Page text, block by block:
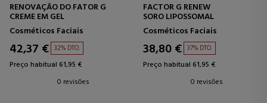
RENOVAÇÃO DO FATOR G
CREME EM GEL
Cosméticos Faciais
42,37 € 32% DTO.
Preço habitual 61,95 €
0 revisões
FACTOR G RENEW
SORO LIPOSSOMAL
Cosméticos Faciais
38,80 € 37% DTO.
Preço habitual 61,95 €
0 revisões